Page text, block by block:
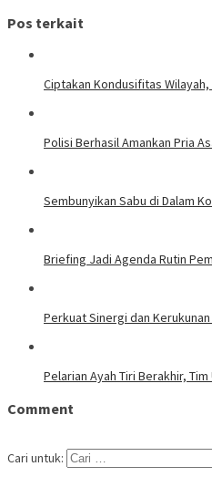
Pos terkait
Ciptakan Kondusifitas
Polisi Berhasil Amankan Pria
Sembunyikan Sabu di Dalam
Briefing Jadi Agenda Rutin
Perkuat Sinergi dan
Pelarian Ayah Tiri Berakhir,
Comment
Cari untuk: